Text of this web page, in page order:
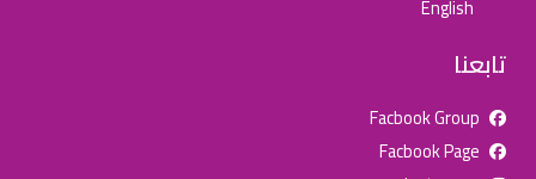
English
تابعنا
Facbook Group
Facbook Page